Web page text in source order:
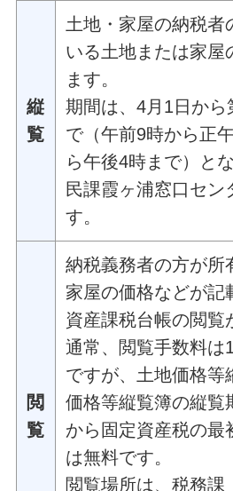
縦
覧
土地・家屋の納税者
いる土地または家屋
ます。
期間は、4月1日から
で（午前9時から正
ら午後4時まで）と
民課霞ヶ浦窓口セン
す。
閲
覧
納税義務者の方が所
家屋の価格などが記
資産課税台帳の閲覧
通常、閲覧手数料は
ですが、土地価格等
価格等縦覧簿の縦覧
から固定資産税の最
は無料です。
閲覧場所は、税務課